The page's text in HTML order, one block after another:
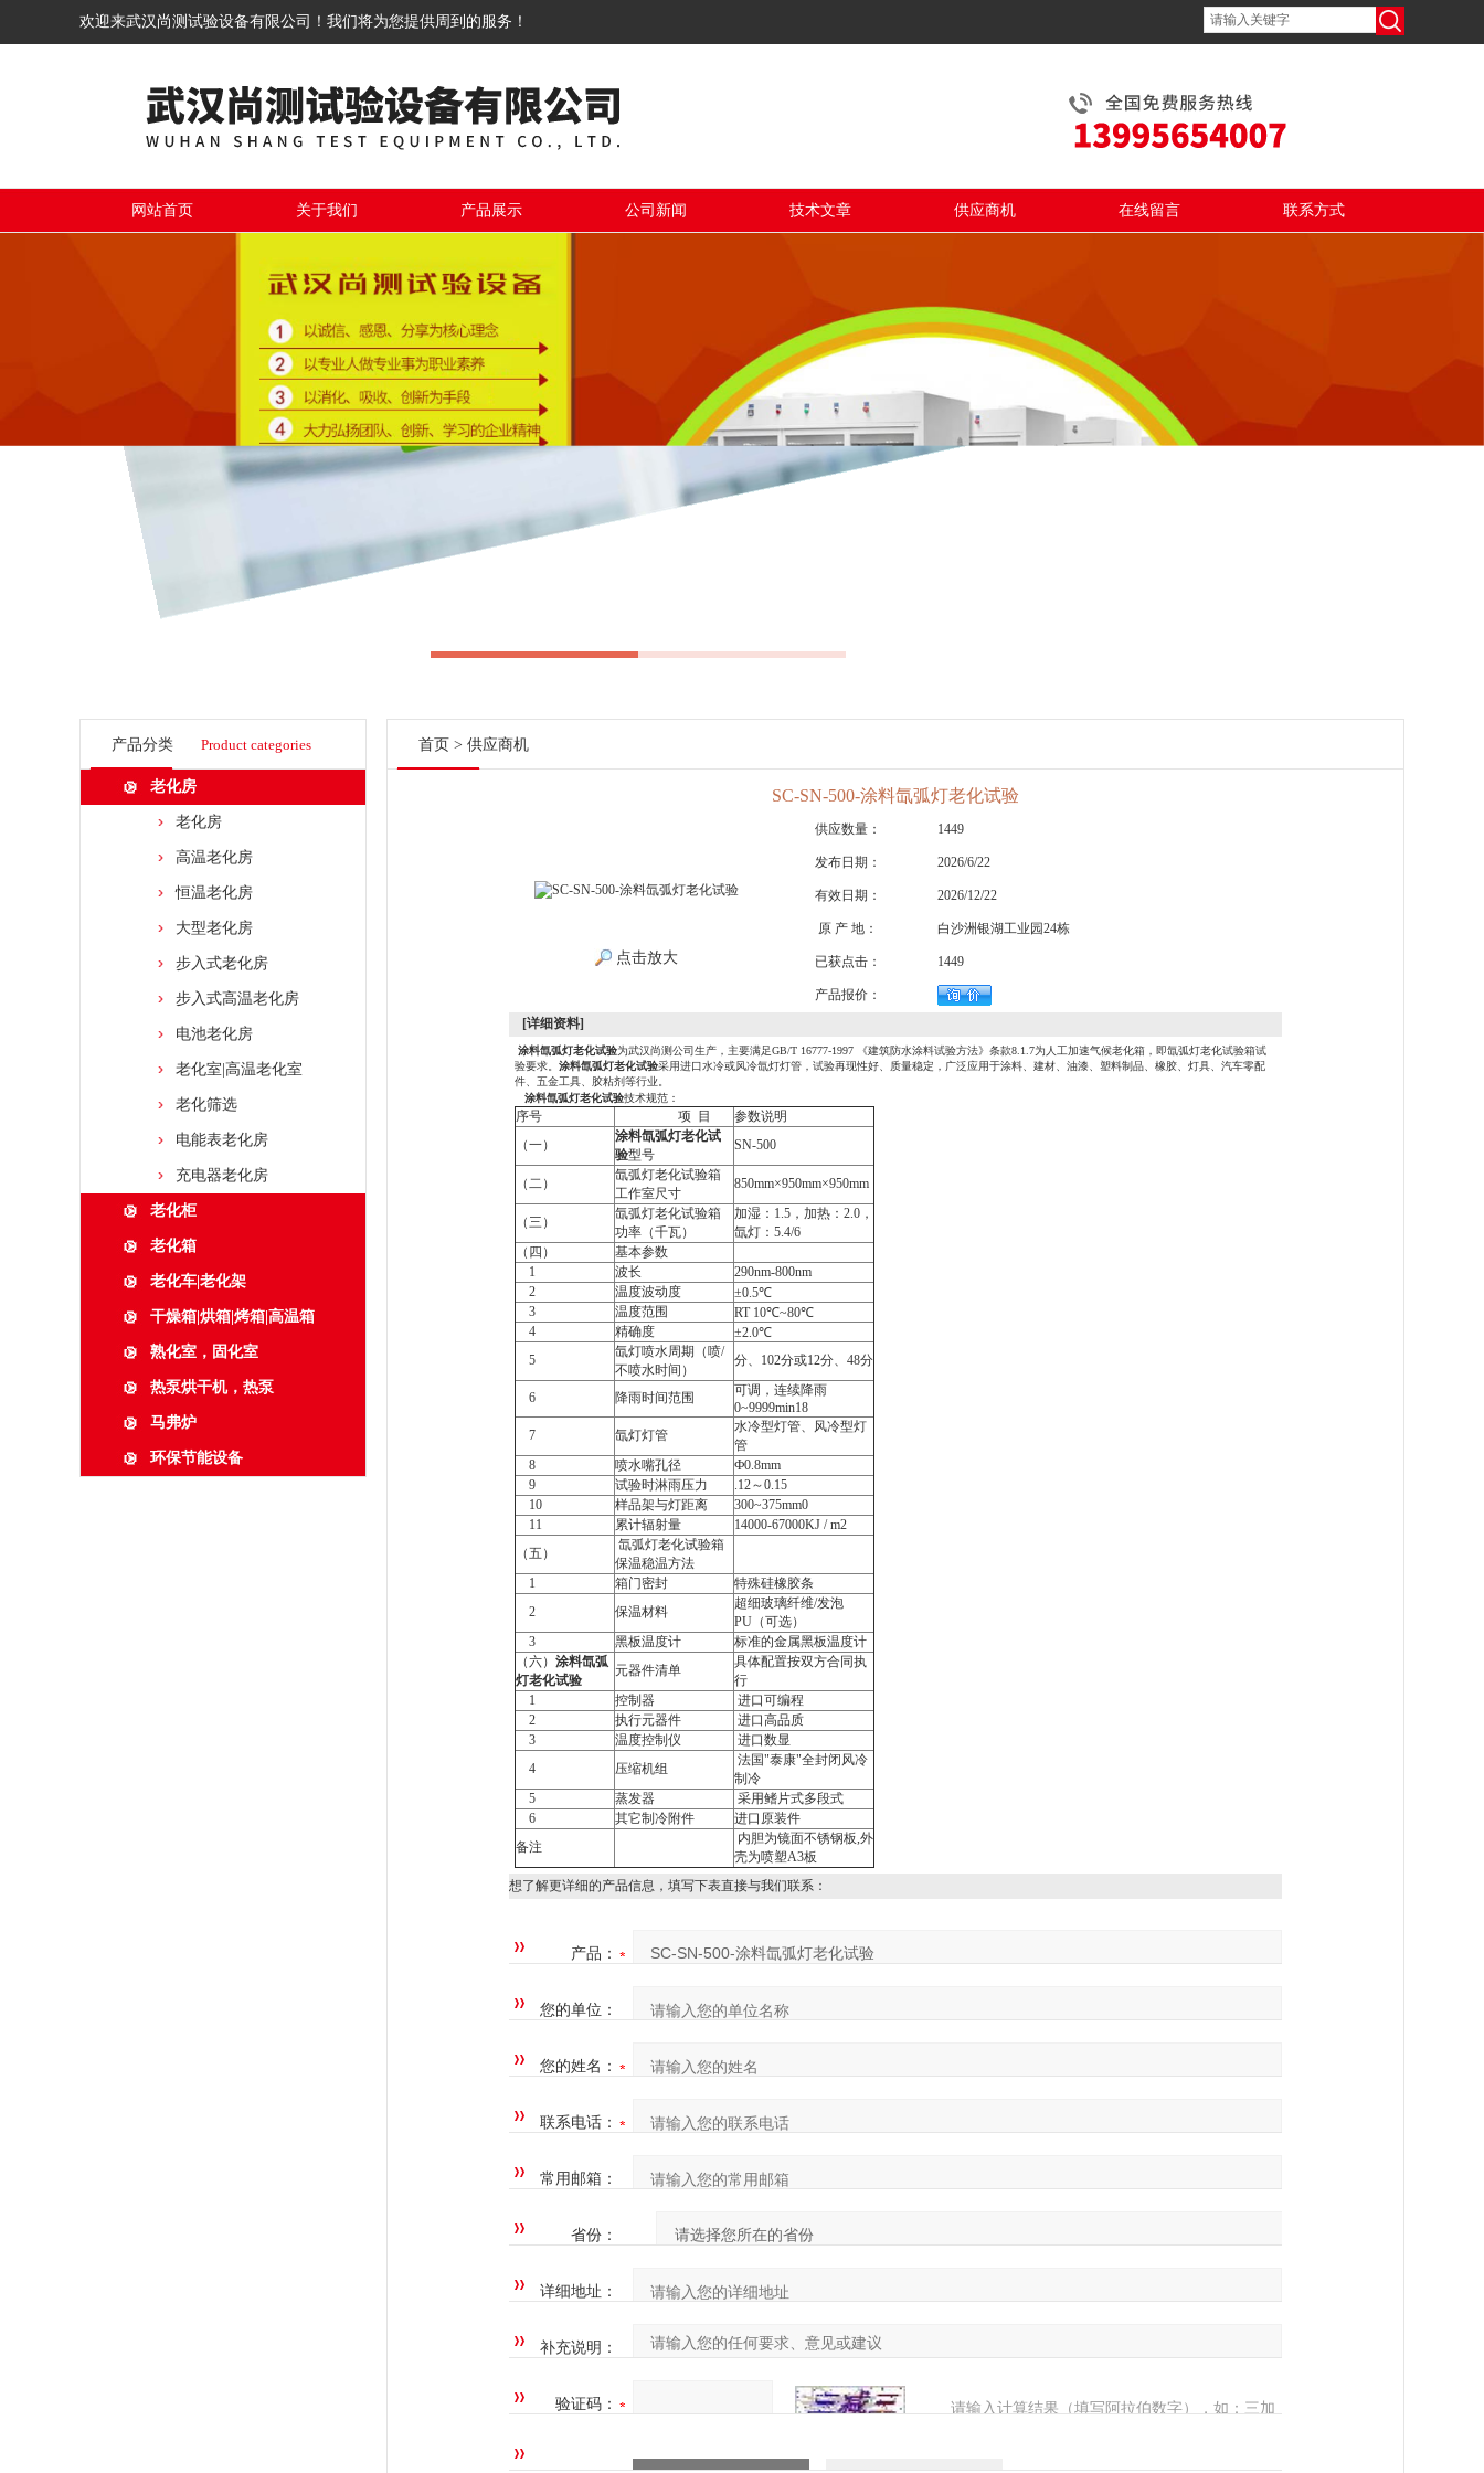
欢迎来武汉尚测试验设备有限公司！我们将为您提供周到的服务！
网站首页 关于我们 产品展示 公司新闻 技术文章 供应商机 在线留言 联系方式
产品分类 Product categories
老化房
老化房
高温老化房
恒温老化房
大型老化房
步入式老化房
步入式高温老化房
电池老化房
老化室|高温老化室
老化筛选
电能表老化房
充电器老化房
老化柜
老化箱
老化车|老化架
干燥箱|烘箱|烤箱|高温箱
熟化室，固化室
热泵烘干机，热泵
马弗炉
环保节能设备
首页 > 供应商机
SC-SN-500-涂料氙弧灯老化试验
点击放大
供应数量： 1449
发布日期： 2026/6/22
有效日期： 2026/12/22
原 产 地： 白沙洲银湖工业园24栋
已获点击： 1449
产品报价：
[详细资料]
涂料氙弧灯老化试验为武汉尚测公司生产，主要满足GB/T 16777-1997 《建筑防水涂料试验方法》条款8.1.7为人工加速气候老化箱，即氙弧灯老化试验箱试
验要求。 涂料氙弧灯老化试验采用进口水冷或风冷氙灯灯管，试验再现性好、质量稳定，广泛应用于涂料、建材、油漆、塑料制品、橡胶、灯具、汽车零配
件、五金工具、胶粘剂等行业。
涂料氙弧灯老化试验技术规范：
序号 项 目
参数说明
（一）
涂料氙弧灯老化试
验型号
SN-500
（二）
氙弧灯老化试验箱
工作室尺寸
850mm×950mm×950mm
（三）
氙弧灯老化试验箱
功率（千瓦）
加湿：1.5，加热：2.0，
氙灯：5.4/6
（四）
基本参数
1
波长
290nm-800nm
2
温度波动度
±0.5℃
3
温度范围
RT 10℃~80℃
4
精确度
±2.0℃
5
氙灯喷水周期（喷/
不喷水时间）
分、102分或12分、48分
6 降雨时间范围
可调，连续降雨
0~9999min18
7
氙灯灯管
水冷型灯管、风冷型灯
管
8
喷水嘴孔径
Ф0.8mm
9
试验时淋雨压力
.12～0.15
10
样品架与灯距离
300~375mm0
11
累计辐射量
14000-67000KJ / m2
（五）
氙弧灯老化试验箱
保温稳温方法
1
箱门密封
特殊硅橡胶条
2
保温材料
超细玻璃纤维/发泡
PU（可选）
3
黑板温度计
标准的金属黑板温度计
（六） 涂料氙弧
灯老化试验
元器件清单
具体配置按双方合同执
行
1
控制器
进口可编程
2
执行元器件
进口高品质
3
温度控制仪
进口数显
4
压缩机组
法国"泰康"全封闭风冷
制冷
5
蒸发器
采用鳍片式多段式
6
其它制冷附件
进口原装件
备注
内胆为镜面不锈钢板,外
壳为喷塑A3板
想了解更详细的产品信息，填写下表直接与我们联系：
产品：
您的单位：
您的姓名：
联系电话：
常用邮箱：
省份：
详细地址：
补充说明：
验证码：
请输入计算结果（填写阿拉伯数字），如：三加